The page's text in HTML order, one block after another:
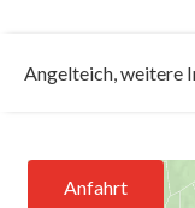
Angelteich, weitere
Anfahrt